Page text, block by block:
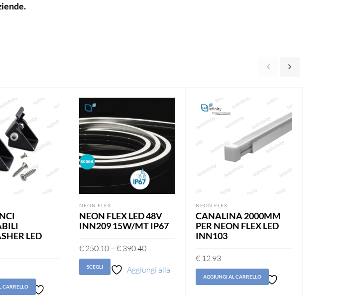
LED
CARRELLO
NEON FLEX
NEON FLEX LED 48V
INN209 15W/MT IP67
€ 250.10 –€ 390.40
SCEGLI
Aggiungi alla
NEON FLEX
CANALINA 2000MM
PER NEON FLEX LED
INN103
€ 12.93
AGGIUNGI AL CARRELLO